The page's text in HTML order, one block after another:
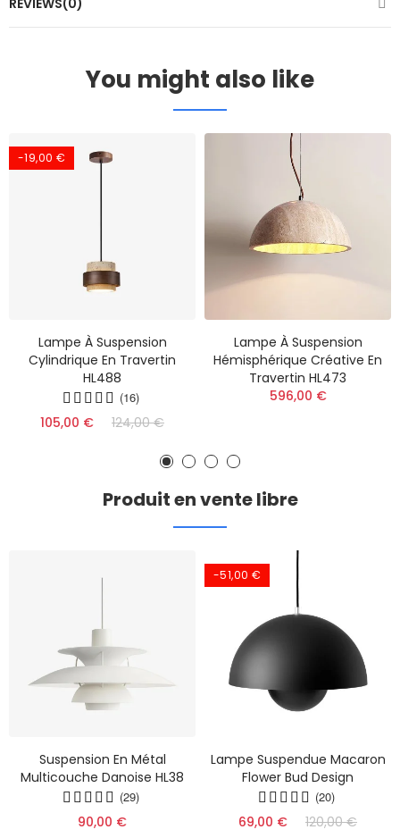
You might also like
-19,00 €
Lampe À Suspension
Cylindrique En Travertin
HL488
(16)
105,00 € 124,00 €
Lampe À Suspension
Hémisphérique Créative En
Travertin HL473
596,00 €
Produit en vente libre
Suspension En Métal
Multicouche Danoise HL38
(29)
90,00 €
-51,00 €
Lampe Suspendue Macaron
Flower Bud Design
(20)
69,00 € 120,00 €